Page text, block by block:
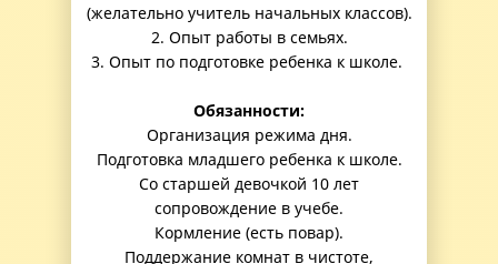
(желательно учитель начальных классов).
2. Опыт работы в семьях.
3. Опыт по подготовке ребенка к школе.
Обязанности:
Организация режима дня.
Подготовка младшего ребенка к школе.
Со старшей девочкой 10 лет
сопровождение в учебе.
Кормление (есть повар).
Поддержание комнат в чистоте,